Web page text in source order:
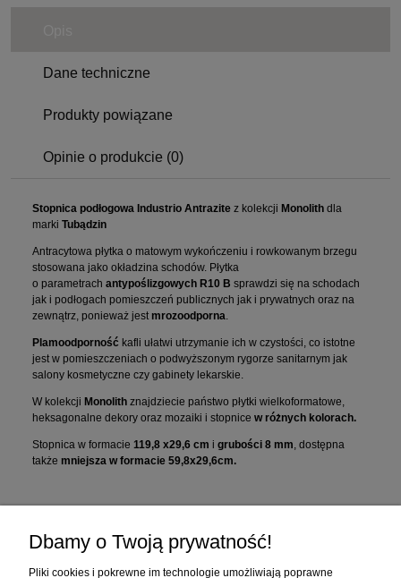
Dane techniczne
Produkty powiązane
Opinie o produkcie (0)
Stopnica podłogowa Industrio Antrazite z kolekcji Monolith dla
marki Tubądzin
Antracytowa płytka o matowym wykończeniu i rowkowanym brzegu
stosowana jako okładzina schodów. Płytka
o parametrach antypoślizgowych R10 B sprawdzi się na schodach
jak i podłogach pomieszczeń publicznych jak i prywatnych oraz na
zewnątrz, ponieważ jest mrozoodporna.
Plamoodporność kafli ułatwi utrzymanie ich w czystości, co istotne
jest w pomieszczeniach o podwyższonym rygorze sanitarnym jak
salony kosmetyczne czy gabinety lekarskie.
W kolekcji Monolith znajdziecie państwo płytki wielkoformatowe,
heksagonalne dekory oraz mozaiki i stopnice w różnych kolorach.
Stopnica w formacie 119,8 x29,6 cm i grubości 8 mm, dostępna
także mniejsza w formacie 59,8x29,6cm.
Dbamy o Twoją prywatność!
Pliki cookies i pokrewne im technologie umożliwiają poprawne